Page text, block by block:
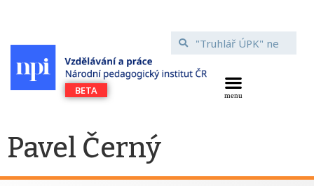
Pavel Černý